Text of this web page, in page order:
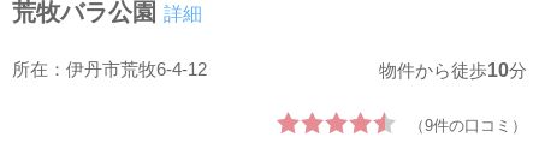
荒牧バラ公園 詳細
所在：伊丹市荒牧6-4-12 物件から徒歩10分
（9件の口コミ）